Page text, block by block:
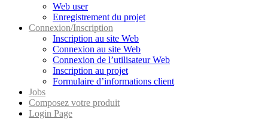
Web user
Enregistrement du projet
Connexion/Inscription
Inscription au site Web
Connexion au site Web
Connexion de l’utilisateur Web
Inscription au projet
Formulaire d’informations client
Jobs
Composez votre produit
Login Page